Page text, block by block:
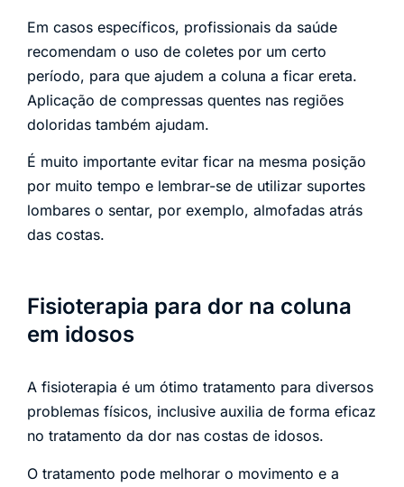
Em casos específicos, profissionais da saúde
recomendam o uso de coletes por um certo
período, para que ajudem a coluna a ficar ereta.
Aplicação de compressas quentes nas regiões
doloridas também ajudam.
É muito importante evitar ficar na mesma posição
por muito tempo e lembrar-se de utilizar suportes
lombares o sentar, por exemplo, almofadas atrás
das costas.
Fisioterapia para dor na coluna
em idosos
A fisioterapia é um ótimo tratamento para diversos
problemas físicos, inclusive auxilia de forma eficaz
no tratamento da dor nas costas de idosos.
O tratamento pode melhorar o movimento e a